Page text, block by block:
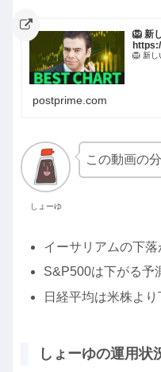
🦁 新
🦁 新し
postprime.com
しょーゆ
この動画の
イーサリアムの下落
S&P500は下がる予
日経平均は米株より
しょーゆの運用状